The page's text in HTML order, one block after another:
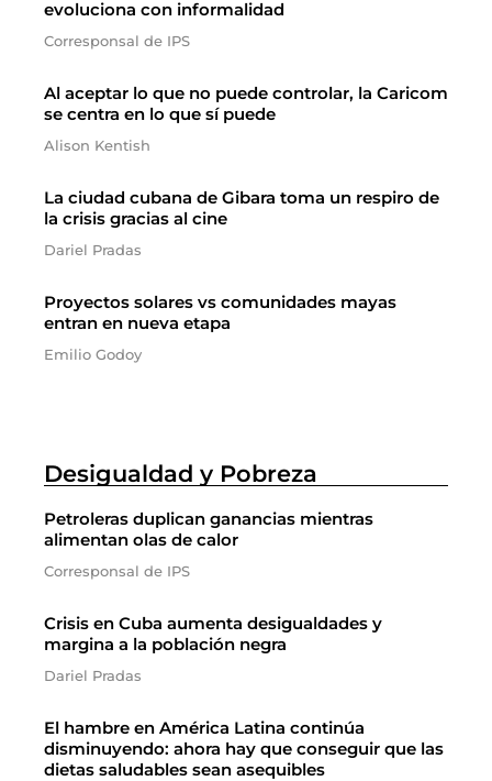
evoluciona con informalidad
Corresponsal de IPS
Al aceptar lo que no puede controlar, la Caricom
se centra en lo que sí puede
Alison Kentish
La ciudad cubana de Gibara toma un respiro de
la crisis gracias al cine
Dariel Pradas
Proyectos solares vs comunidades mayas
entran en nueva etapa
Emilio Godoy
Desigualdad y Pobreza
Petroleras duplican ganancias mientras
alimentan olas de calor
Corresponsal de IPS
Crisis en Cuba aumenta desigualdades y
margina a la población negra
Dariel Pradas
El hambre en América Latina continúa
disminuyendo: ahora hay que conseguir que las
dietas saludables sean asequibles